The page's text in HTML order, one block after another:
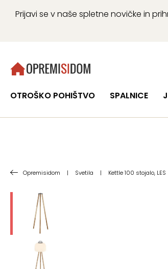
Prijavi se v naše spletne novičke in
OTROŠKO POHIŠTVO SPALNICE
Opremisidom | Svetila | Kettle 100 stojalo, LES